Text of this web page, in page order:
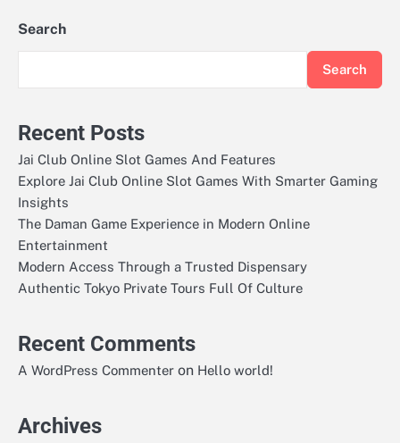
Search
Search
Recent Posts
Jai Club Online Slot Games And Features
Explore Jai Club Online Slot Games With Smarter Gaming
Insights
The Daman Game Experience in Modern Online
Entertainment
Modern Access Through a Trusted Dispensary
Authentic Tokyo Private Tours Full Of Culture
Recent Comments
A WordPress Commenter on Hello world!
Archives